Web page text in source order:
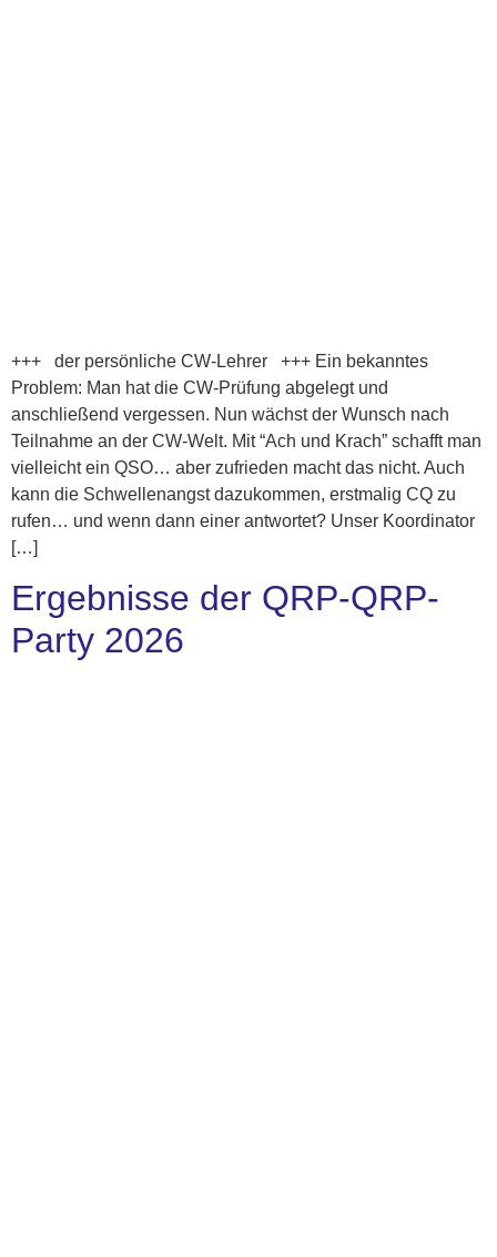
+++ der persönliche CW-Lehrer +++ Ein bekanntes
Problem: Man hat die CW-Prüfung abgelegt und
anschließend vergessen. Nun wächst der Wunsch nach
Teilnahme an der CW-Welt. Mit “Ach und Krach” schafft man
vielleicht ein QSO… aber zufrieden macht das nicht. Auch
kann die Schwellenangst dazukommen, erstmalig CQ zu
rufen… und wenn dann einer antwortet? Unser Koordinator
[…]
Ergebnisse der QRP-QRP-
Party 2026